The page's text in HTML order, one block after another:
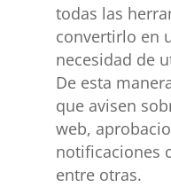
todas las
convertirlo en
necesidad de
De esta
que avisen
web,
notificaciones
entre otras.